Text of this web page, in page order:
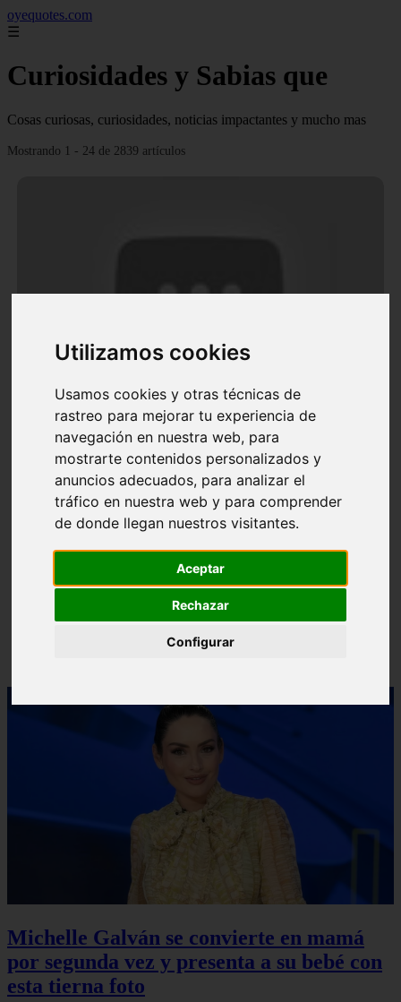
Utilizamos cookies
Usamos cookies y otras técnicas de
rastreo para mejorar tu experiencia de
navegación en nuestra web, para
mostrarte contenidos personalizados y
anuncios adecuados, para analizar el
tráfico en nuestra web y para comprender
de donde llegan nuestros visitantes.
Aceptar
Rechazar
Configurar
oyequotes.com
☰
Curiosidades y Sabias que
Cosas curiosas, curiosidades, noticias impactantes y mucho mas
Mostrando 1 - 24 de 2839 artículos
Video Ana Brenda Contreras y la firme promesa que
Michelle Galván se convierte en mamá
por segunda vez y presenta a su bebé con
esta tierna foto